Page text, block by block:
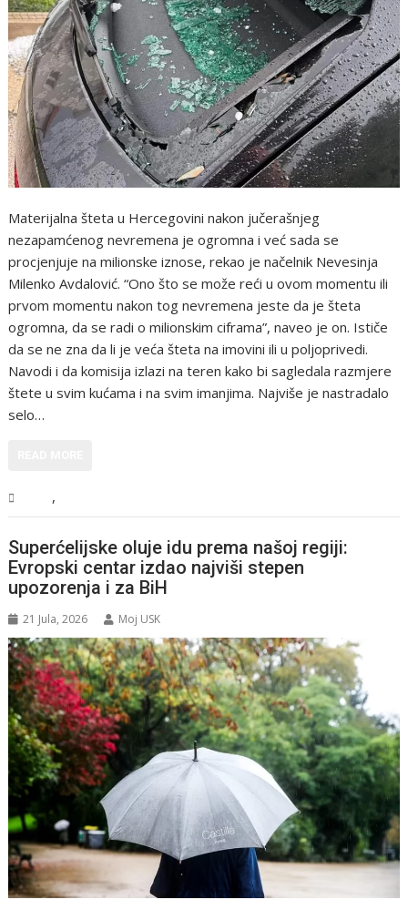
Materijalna šteta u Hercegovini nakon jučerašnjeg
nezapamćenog nevremena je ogromna i već sada se
procjenjuje na milionske iznose, rekao je načelnik Nevesinja
Milenko Avdalović. “Ono što se može reći u ovom momentu ili
prvom momentu nakon tog nevremena jeste da je šteta
ogromna, da se radi o milionskim ciframa”, naveo je on. Ističe
da se ne zna da li je veća šteta na imovini ili u poljoprivedi.
Navodi i da komisija izlazi na teren kako bi sagledala razmjere
štete u svim kućama i na svim imanjima. Najviše je nastradalo
selo…
,
Superćelijske oluje idu prema našoj regiji:
Evropski centar izdao najviši stepen
upozorenja i za BiH
21 Jula, 2026 Moj USK